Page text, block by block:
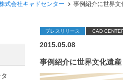
式会社キャドセンター 事例紹介に世界
プレスリリース CAD
2015.05.08
事例紹介に世界文化遺